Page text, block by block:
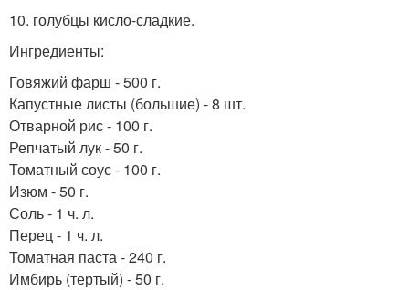
10. голубцы кисло-сладкие.
Ингредиенты:
Говяжий фарш - 500 г.
Капустные листы (большие) - 8 шт.
Отварной рис - 100 г.
Репчатый лук - 50 г.
Томатный соус - 100 г.
Изюм - 50 г.
Соль - 1 ч. л.
Перец - 1 ч. л.
Томатная паста - 240 г.
Имбирь (тертый) - 50 г.